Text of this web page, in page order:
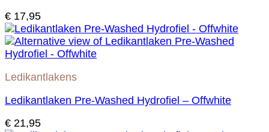
€ 17,95
Ledikantlakens
Ledikantlaken Pre-Washed Hydrofiel – Offwhite
€ 21,95